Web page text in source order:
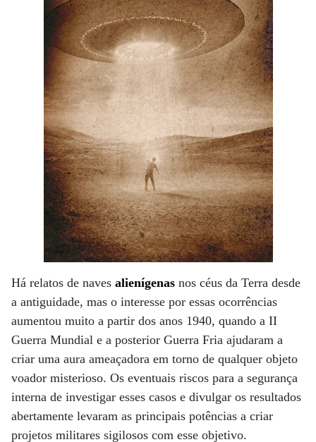
Há relatos de naves alienígenas nos céus da Terra desde
a antiguidade, mas o interesse por essas ocorrências
aumentou muito a partir dos anos 1940, quando a II
Guerra Mundial e a posterior Guerra Fria ajudaram a
criar uma aura ameaçadora em torno de qualquer objeto
voador misterioso. Os eventuais riscos para a segurança
interna de investigar esses casos e divulgar os resultados
abertamente levaram as principais potências a criar
projetos militares sigilosos com esse objetivo.